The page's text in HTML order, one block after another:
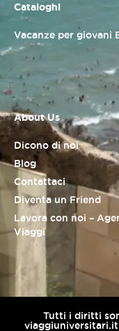
Cataloghi
Vacanze per giovani
About Us
Dicono di noi
Blog
Contattaci
Diventa un Friend
Lavora con noi –
Viaggi
Tutti i diritti
viaggiuniversitari.it